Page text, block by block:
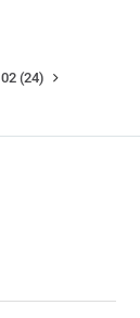
02 (24)